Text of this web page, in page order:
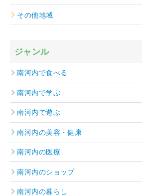
その他地域
ジャンル
南河内で食べる
南河内で学ぶ
南河内で遊ぶ
南河内の美容・健康
南河内の医療
南河内のショップ
南河内の暮らし